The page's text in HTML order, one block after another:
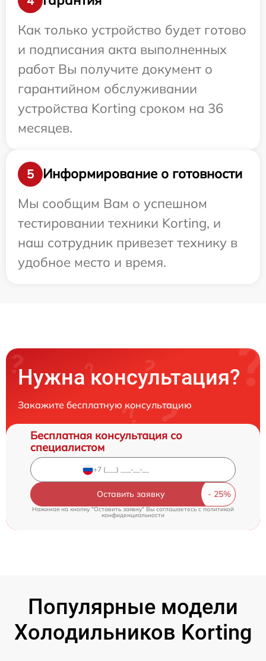
Как только устройство будет готово
и подписания акта выполненных
работ Вы получите документ о
гарантийном обслуживании
устройства Korting сроком на 36
месяцев.
5
Информирование о готовности
Мы сообщим Вам о успешном
тестировании техники Korting, и
наш сотрудник привезет технику в
удобное место и время.
Нужна консультация?
Закажите бесплатную консультацию
Бесплатная консультация со
специалистом
Оставить заявку
Нажимая на кнопку "Оставить заявку" Вы соглашаетесь cполитикой
конфиденциальности
Популярные модели
Холодильников Korting